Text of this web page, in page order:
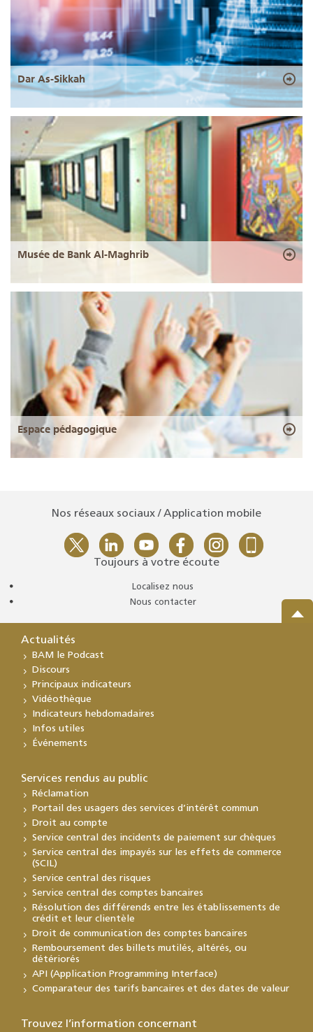
Dar As-Sikkah
Musée de Bank Al-Maghrib
Espace pédagogique
Nos réseaux sociaux / Application mobile
Toujours à votre écoute
Localisez nous
Nous contacter
Actualités
BAM le Podcast
Discours
Principaux indicateurs
Vidéothèque
Indicateurs hebdomadaires
Infos utiles
Événements
Services rendus au public
Réclamation
Portail des usagers des services d’intérêt commun
Droit au compte
Service central des incidents de paiement sur chèques
Service central des impayés sur les effets de commerce
(SCIL)
Service central des risques
Service central des comptes bancaires
Résolution des différends entre les établissements de
crédit et leur clientèle
Droit de communication des comptes bancaires
Remboursement des billets mutilés, altérés, ou
détériorés
API (Application Programming Interface)
Comparateur des tarifs bancaires et des dates de valeur
Trouvez l’information concernant